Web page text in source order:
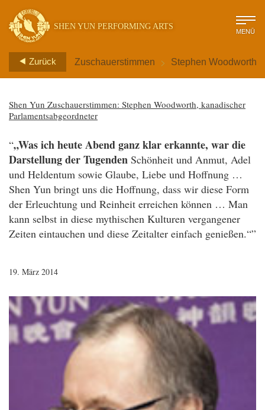
SHEN YUN PERFORMING ARTS MENÜ
Zurück Zuschauerstimmen > Stephen Woodworth
Shen Yun Zuschauerstimmen: Stephen Woodworth, kanadischer
Parlamentsabgeordneter
“„Was ich heute Abend ganz klar erkannte, war die
Darstellung der Tugenden Schönheit und Anmut, Adel
und Heldentum sowie Glaube, Liebe und Hoffnung …
Shen Yun bringt uns die Hoffnung, dass wir diese Form
der Erleuchtung und Reinheit erreichen können … Man
kann selbst in diese mythischen Kulturen vergangener
Zeiten eintauchen und diese Zeitalter einfach genießen.“”
19. März 2014